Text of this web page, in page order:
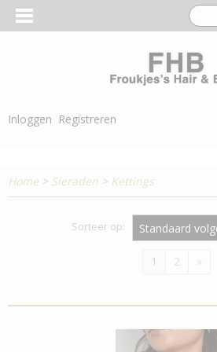
Inloggen Registreren
Home > Sieraden > Kettings
Sorteer op:
1 2 »